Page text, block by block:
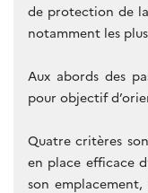
de protection de
notamment les
Aux abords des
pour objectif
Quatre critères
en place efficace
son